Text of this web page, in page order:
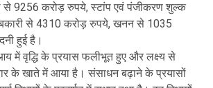
से 9256 करोड़ रुपये, स्टांप एवं पंजीकरण शुल्क
से 4310 करोड़ रुपये, खनन से 1035
हुई है।
में वृद्धि के प्रयास फलीभूत हुए और लक्ष्य से
के खाते में आया है। संसाधन बढ़ाने के प्रयासों